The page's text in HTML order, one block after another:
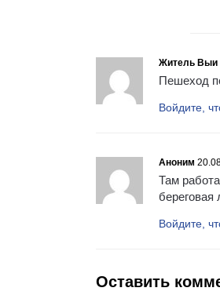
Житель Выи
Пешеход
Войдите,
Аноним
Там
Войдите,
Оставить